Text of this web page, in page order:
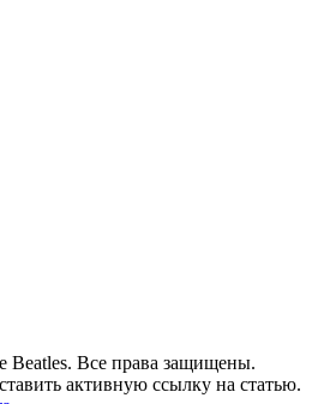
Beatles. Все права защищены.
активную ссылку на статью.